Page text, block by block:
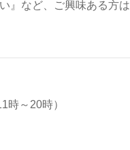
』など、ご興味ある方
時～20時）